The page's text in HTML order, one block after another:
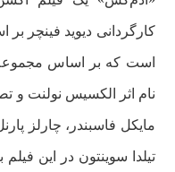
کارگردانی دیوید فینچر بر
است که بر اساس
نام اثر الکسیس نولنت و
مایکل فاسبندر، چارلز
تیلدا سوینتون در این